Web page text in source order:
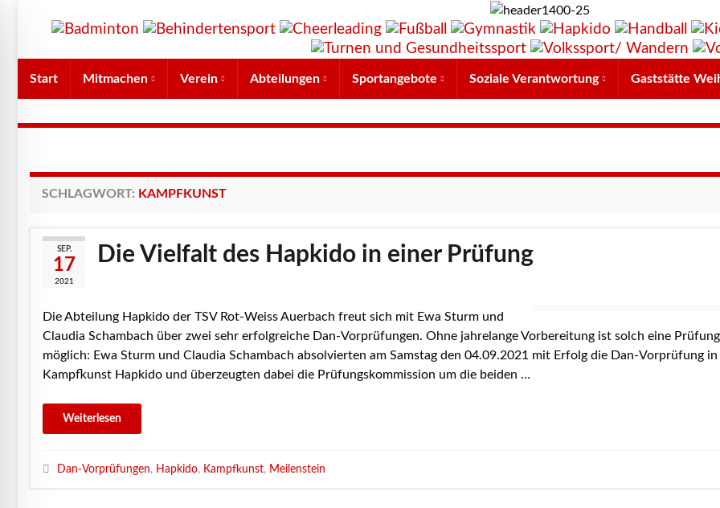
Start Mitmachen Verein Abteilungen Sportangebote Soziale Verantwortung Gaststätte
SCHLAGWORT: KAMPFKUNST
SEP.
17
2021
Die Vielfalt des Hapkido in einer Prüfung
Die Abteilung Hapkido der TSV Rot-Weiss Auerbach freut sich mit Ewa Sturm und
Claudia Schambach über zwei sehr erfolgreiche Dan-Vorprüfungen. Ohne jahrelange Vorbereitung ist solch eine
möglich: Ewa Sturm und Claudia Schambach absolvierten am Samstag den 04.09.2021 mit Erfolg die Dan-Vorprüfung in
Kampfkunst Hapkido und überzeugten dabei die Prüfungskommission um die beiden …
Dan-Vorprüfungen, Hapkido, Kampfkunst, Meilenstein